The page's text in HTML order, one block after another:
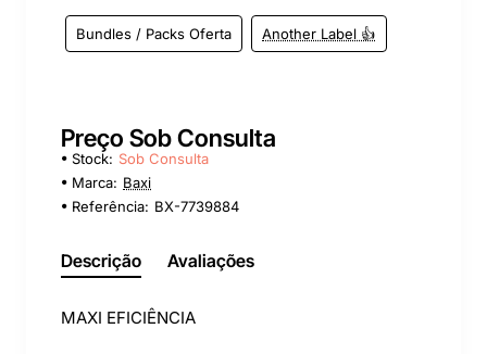
Bundles / Packs Oferta Another Label 👍
Preço Sob Consulta
Stock: Sob Consulta
Marca: Baxi
Referência: BX-7739884
Descrição Avaliações
MAXI EFICIÊNCIA